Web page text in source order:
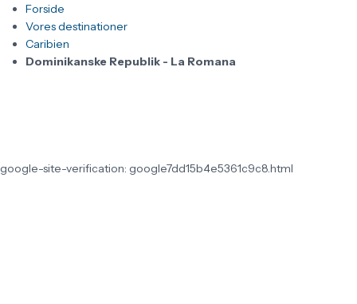
Forside
Vores destinationer
Caribien
Dominikanske Republik - La Romana
google-site-verification: google7dd15b4e5361c9c8.html